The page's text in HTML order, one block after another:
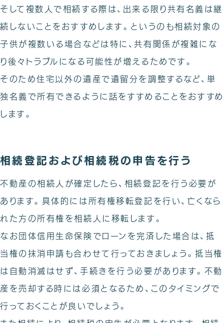
そして複数人で相続する際は、出来る限り共有名義は継
続しないことをおすすめします。というのも相続対象の
子供が複数いる場合などは特に、共有関係が複雑にな
り後々トラブルになる可能性が増えるためです。
そのため住宅以外の遺産で遺留分を調整するなど、単
独名義で所有できるように話をすすめることをおすすめ
します。
相続登記および相続税の申告を行う
不動産の相続人が確定したら、相続登記を行う必要が
あります。具体的には所有権移転登記を行い、亡くなら
れた方の所有権を相続人に移転します。
なお団体信用生命保険でローンを完済した場合は、抵
当権の抹消申請も合わせて行っておきましょう。抵当権
は自動消滅はせず、手続きを行う必要があります。不動
産を売却する時には必須となるため、このタイミングで
行っておくことが良いでしょう。